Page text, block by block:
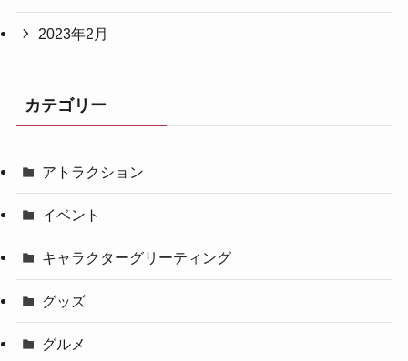
2023年2月
カテゴリー
アトラクション
イベント
キャラクターグリーティング
グッズ
グルメ